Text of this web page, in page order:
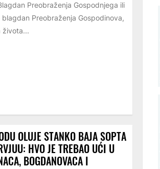
Preobraženja Gospodnjega ili
Preobraženja Gospodinova,
života...
OLUJE STANKO BAJA SOPTA
HVO JE TREBAO UĆI U
BOGDANOVACA I